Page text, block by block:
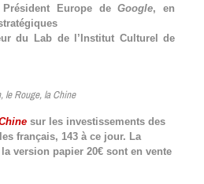
Président Europe deGoogle, en
du Lab de l’Institut Culturel de
le Rouge, la Chine
sur les investissements des
français, 143 à ce jour. La
version papier 20€ sont en vente